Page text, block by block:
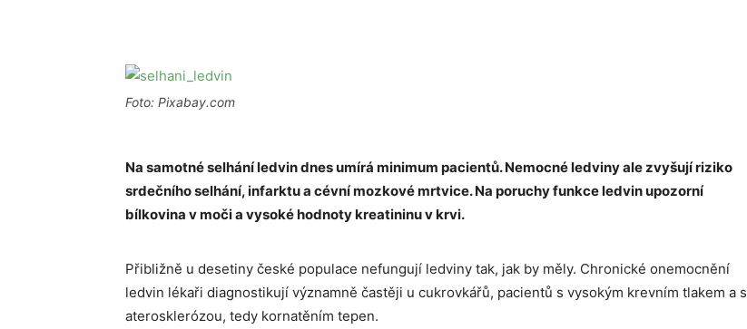
Foto: Pixabay.com
Na samotné selhání ledvin dnes umírá minimum pacientů. Nemocné ledviny ale zvyšují riziko
srdečního selhání, infarktu a cévní mozkové mrtvice. Na poruchy funkce ledvin upozorní
bílkovina v moči a vysoké hodnoty kreatininu v krvi.
Přibližně u desetiny české populace nefungují ledviny tak, jak by měly. Chronické onemocnění
ledvin lékaři diagnostikují významně častěji u cukrovkářů, pacientů s vysokým krevním tlakem a s
aterosklerózou, tedy kornatěním tepen.